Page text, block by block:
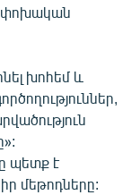
խոհեմ և
պետք է
մեթոդները: